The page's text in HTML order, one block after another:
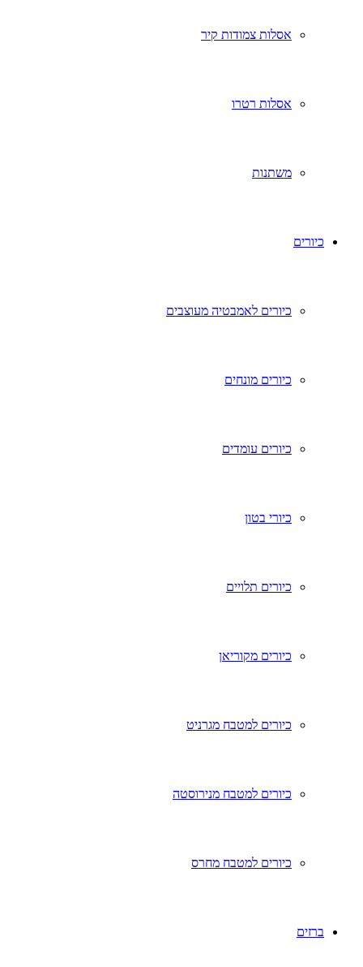
אסלות צמודות קיר
אסלות רטרו
משתנות
כיורים
כיורים לאמבטיה מעוצבים
כיורים מונחים
כיורים עומדים
כיורי בטון
כיורים תלויים
כיורים מקוריאן
כיורים למטבח מגרניט
כיורים למטבח מנירוסטה
כיורים למטבח מחרס
ברזים